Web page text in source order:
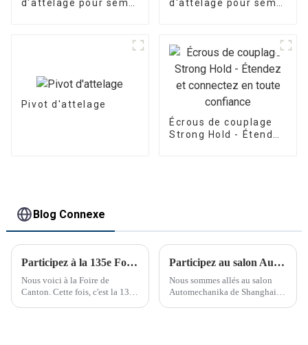
d'attelage pour semi-
d'attelage pour semi-
Pivot d'attelage
Écrous de couplage
Strong Hold - Étendez
Blog Connexe
Participez à la 135e Foire de Canton
Nous voici à la Foire de
Canton. Cette fois, c'est la 135e
Participez au salon Automechanika de Shanghai
Nous sommes allés au salon
Automechanika de Shanghai